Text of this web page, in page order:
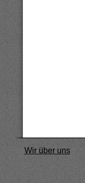
Wir über uns